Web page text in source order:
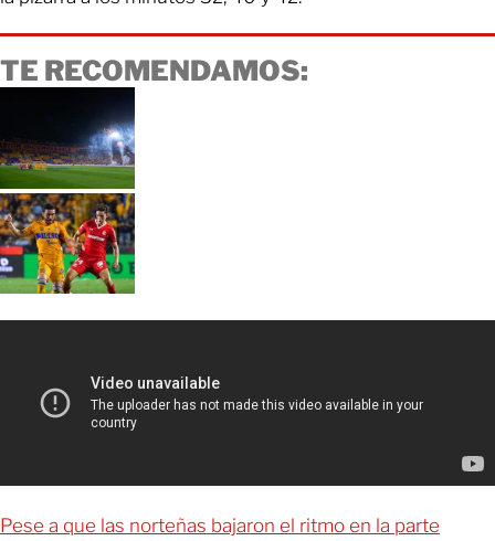
TE RECOMENDAMOS:
Pese a que las norteñas bajaron el ritmo en la parte